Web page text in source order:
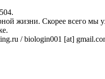
жизни. Скорее всего мы
/ biologin001 [at]